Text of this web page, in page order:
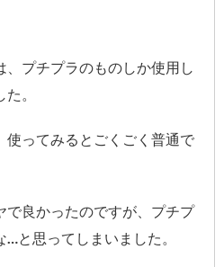
プチプラのものしか使用し
。
使ってみるとごくごく普通で
で良かったのですが、プチプ
と思ってしまいました。